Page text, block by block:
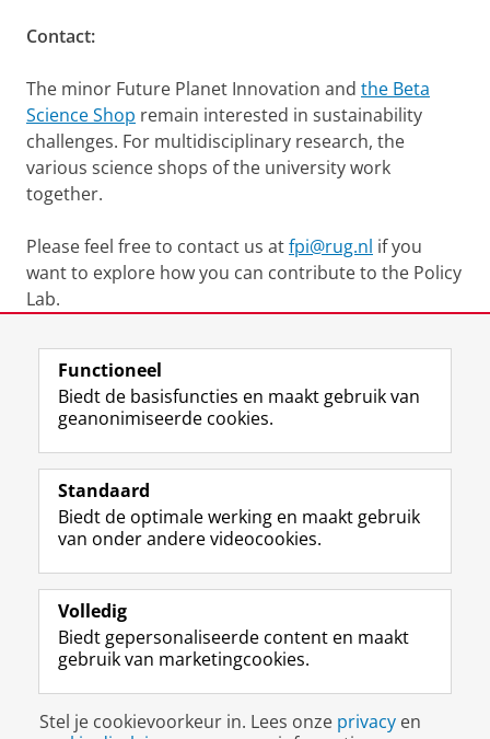
Contact:
The minor Future Planet Innovation and the Beta
Science Shop remain interested in sustainability
challenges. For multidisciplinary research, the
various science shops of the university work
together.
Please feel free to contact us atfpi@rug.nl if you
want to explore how you can contribute to the Policy
Lab.
Laatst gewijzigd: 28 mei 2026 12:13
Volg de RUG
F
a
e
b
o
p
a
i
n
L
i
k
e
I
-
p
g
i
R
S
-
f
e
R
k
s
I
n
t
r
m
c
c
Y
o
T
e
k
a
a
Studiekiezers
Alumni
Over ons
Disclaimer & Copyright
Inloggen
Functioneel
Biedt de basisfuncties en maakt gebruik van
geanonimiseerde cookies.
Standaard
Biedt de optimale werking en maakt gebruik
van onder andere videocookies.
Volledig
Biedt gepersonaliseerde content en maakt
gebruik van marketingcookies.
Stel je cookievoorkeur in. Lees onze privacy en